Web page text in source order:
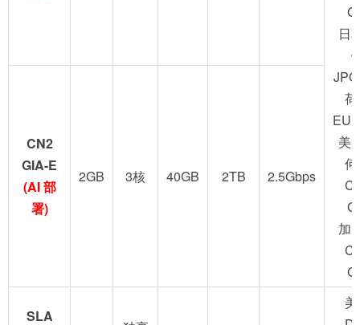
日
美
加
CN2
GIA-E
(AI 部
署)
2GB 3核 40GB 2TB 2.5Gbps
SLA